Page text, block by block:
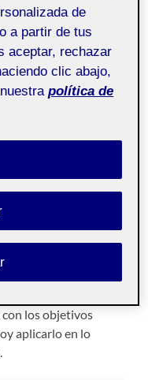
primer semestre en la
por la buena
proyecto de
meses
en cada reto nos ha
conocimiento de
un proceso
los objetivos
aplicarlo en lo
de
a partir de tus
aceptar, rechazar
clic abajo,
política de